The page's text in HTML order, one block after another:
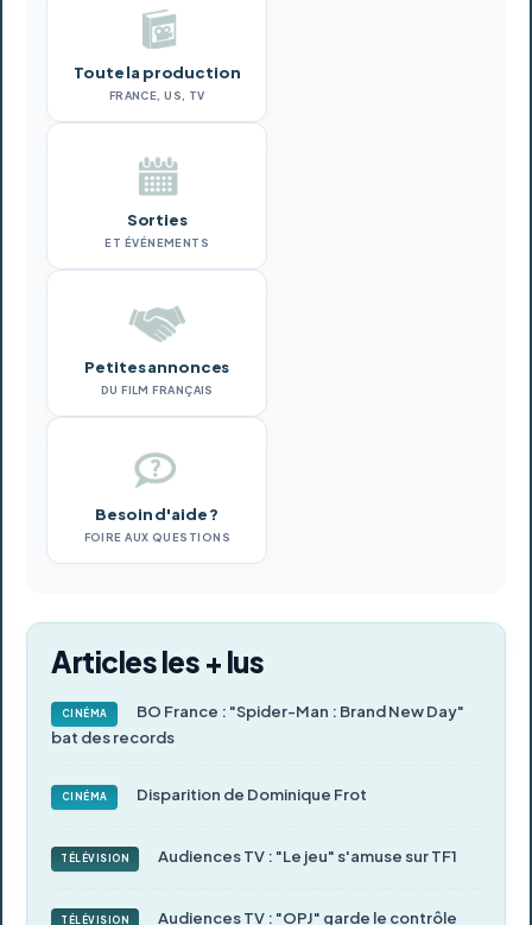
Toute la production
FRANCE, US, TV
Sorties
ET ÉVÉNEMENTS
Petites annonces
DU FILM FRANÇAIS
Besoin d'aide ?
FOIRE AUX QUESTIONS
Articles les + lus
CINÉMA
BO France : "Spider-Man : Brand New Day"
bat des records
CINÉMA Disparition de Dominique Frot
TÉLÉVISION Audiences TV : "Le jeu" s'amuse sur TF1
TÉLÉVISION
Audiences TV : "OPJ" garde le contrôle